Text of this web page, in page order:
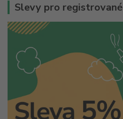
Slevy pro registrované